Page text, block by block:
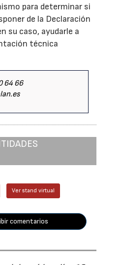
para determinar si
de la Declaración
su caso, ayudarle a
técnica
64 66
Ver stand virtual
comentarios